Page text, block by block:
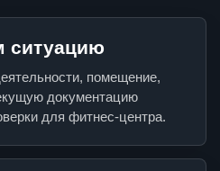
ситуацию
помещение,
документацию
для фитнес-центра.